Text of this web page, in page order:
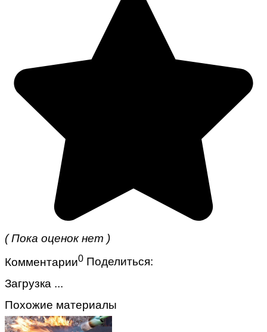
( Пока оценок нет )
Комментарии0 Поделиться:
Загрузка ...
Похожие материалы